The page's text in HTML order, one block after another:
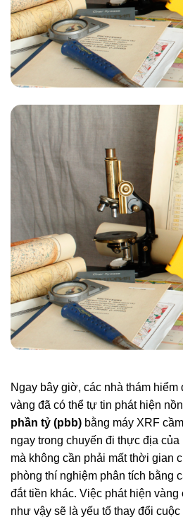
Ngay bây giờ, các nhà thám
vàng đã có thể tự tin phát hiện
phần tỷ (pbb) bằng máy XRF
ngay trong chuyến đi thực địa
mà không cần phải mất thời gian
phòng thí nghiệm phân tích bằng
đắt tiền khác. Việc phát hiện
như vậy sẽ là yếu tố thay đổi